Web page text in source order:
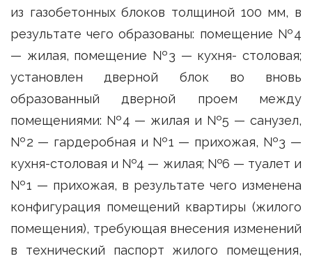
из газобетонных блоков толщиной 100 мм, в
результате чего образованы: помещение №4
— жилая, помещение №3 — кухня- столовая;
установлен дверной блок во вновь
образованный дверной проем между
помещениями: №4 — жилая и №5 — санузел,
№2 — гардеробная и №1 — прихожая, №3 —
кухня-столовая и №4 — жилая; №6 — туалет и
№1 — прихожая, в результате чего изменена
конфигурация помещений квартиры (жилого
помещения), требующая внесения изменений
в технический паспорт жилого помещения,